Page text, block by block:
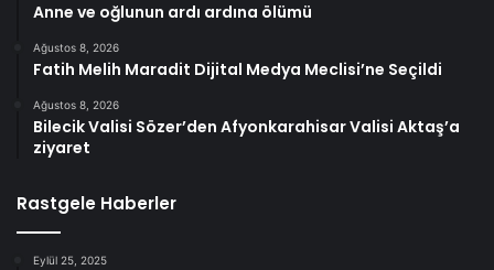
Anne ve oğlunun ardı ardına ölümü
Ağustos 8, 2026
Fatih Melih Maradit Dijital Medya Meclisi’ne Seçildi
Ağustos 8, 2026
Bilecik Valisi Sözer’den Afyonkarahisar Valisi Aktaş’a
ziyaret
Rastgele Haberler
Eylül 25, 2025